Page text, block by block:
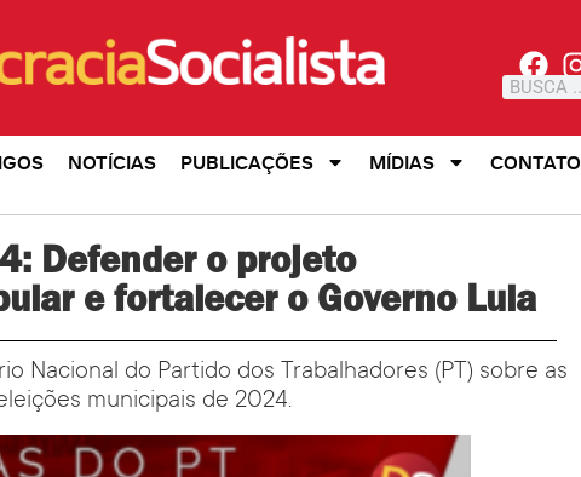
NOTÍCIAS PUBLICAÇÕES MÍDIAS CONTATO
Defender o projeto
e fortalecer o Governo Lula
Nacional do Partido dos Trabalhadores (PT) sobre as
municipais de 2024.